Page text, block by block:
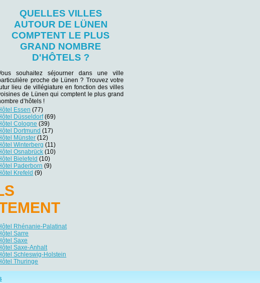
QUELLES VILLES
AUTOUR DE LÜNEN
COMPTENT LE PLUS
GRAND NOMBRE
D'HÔTELS ?
souhaitez séjourner dans une ville
proche de Lünen ? Trouvez votre
lieu de villégiature en fonction des villes
de Lünen qui comptent le plus grand
d’hôtels !
Essen (77)
Düsseldorf(69)
Cologne (39)
Dortmund (17)
Münster (12)
Winterberg (11)
Osnabrück (10)
Bielefeld (10)
Paderborn (9)
Krefeld (9)
Rhénanie-Palatinat
Sarre
Saxe
Saxe-Anhalt
Schleswig-Holstein
Thuringe